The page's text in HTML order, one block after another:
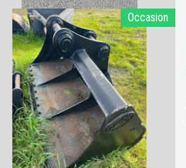
Occasion